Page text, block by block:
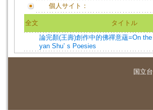
個人サイト：
全文 タイトル
論完顏(王壽)創作中的佛禪意蘊=On
yan Shu’ s Poesies
国立